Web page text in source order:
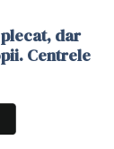
dar
Centrele